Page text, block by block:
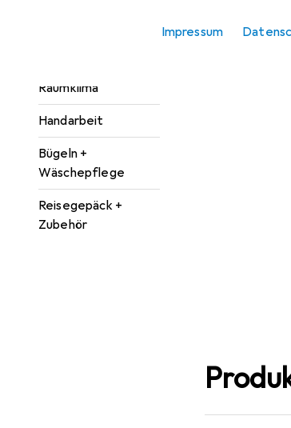
Impressum
Raumklima
Handarbeit
Bügeln +
Wäschepflege
Reisegepäck +
Zubehör